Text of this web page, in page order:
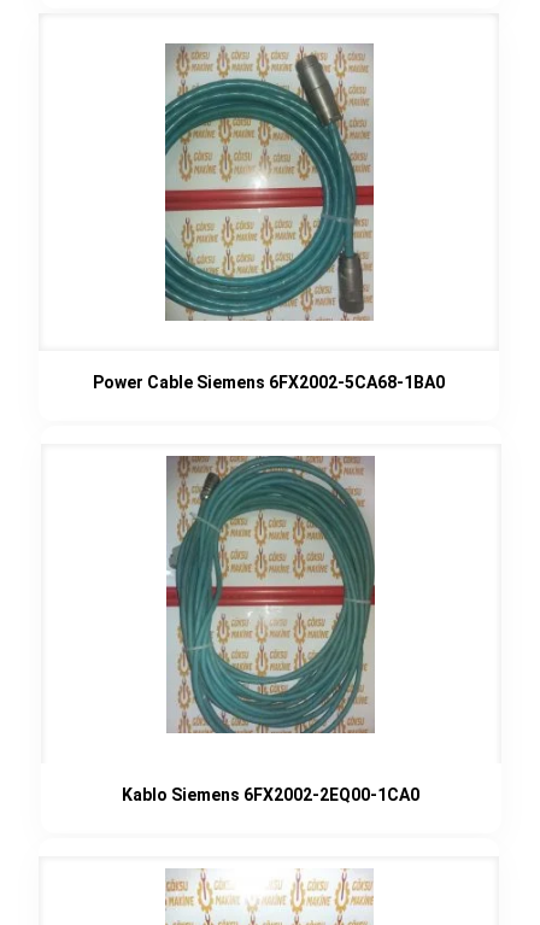
Power Cable Siemens 6FX2002-5CA68-1BA0
Kablo Siemens 6FX2002-2EQ00-1CA0